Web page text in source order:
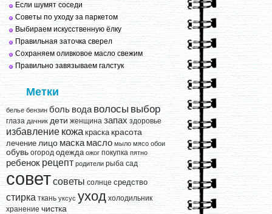
Если шумят соседи
Советы по уходу за паркетом
Выбираем искусственную ёлку
Правильная заточка сверел
Сохраняем оливковое масло свежим
Правильно завязываем галстук
Метки
белье бензин боль вода волосы выбор
глаза дачник дети женщина запах здоровье
избавление кожа краска красота
лечение лицо маска масло мыло мясо обои
обувь огород одежда ожог покупка пятно
ребенок рецепт родители рыба сад
советсоветы солнце средство
стирка ткань уксус уход холодильник
хранение чистка